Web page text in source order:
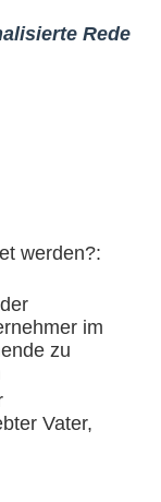
Rede
werden?:
im
zu
Vater,